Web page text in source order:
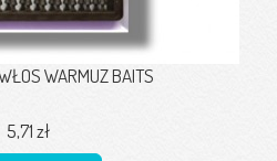
WARMUZ BAITS
5,71 zł